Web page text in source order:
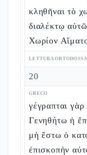
κληθῆναι τὸ
διαλέκτῳ
Χωρίον
LETTURA ORTODOSSA
20
GRECO
γέγραπται
Γενηθήτω ἡ
μὴ ἔστω ὁ
ἐπισκοπὴν